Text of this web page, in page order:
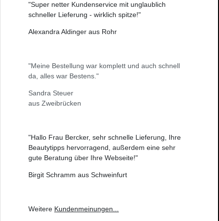
"Super netter Kundenservice mit unglaublich
schneller Lieferung - wirklich spitze!"
Alexandra Aldinger aus Rohr
"Meine Bestellung war komplett und auch schnell
da, alles war Bestens."
Sandra Steuer
aus Zweibrücken
"Hallo Frau Bercker, sehr schnelle Lieferung, Ihre
Beautytipps hervorragend, außerdem eine sehr
gute Beratung über Ihre Webseite!"
Birgit Schramm aus Schweinfurt
Weitere Kundenmeinungen...